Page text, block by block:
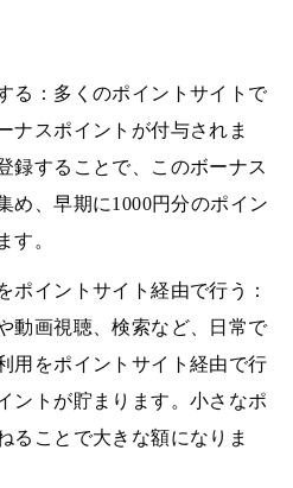
る：多くのポイントサイトで
ナスポイントが付与されま
録することで、このボーナス
め、早期に1000円分のポイン
す。
ポイントサイト経由で行う：
動画視聴、検索など、日常で
用をポイントサイト経由で行
ントが貯まります。小さなポ
ることで大きな額になりま